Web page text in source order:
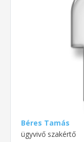
Béres Tamás
ügyvivő szakértő